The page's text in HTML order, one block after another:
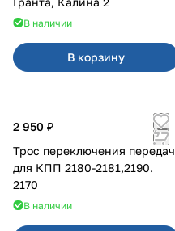
В наличии
В корзину
2 950 ₽
Трос переключения передач
для КПП 2180-2181,2190.
2170
В наличии